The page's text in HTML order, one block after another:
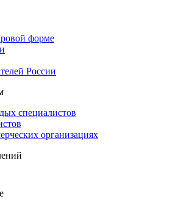
форме
России
специалистов
организациях